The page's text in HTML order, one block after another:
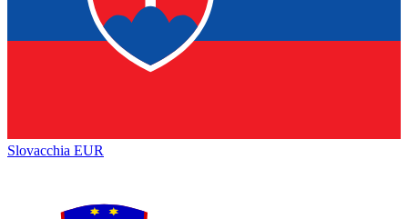
Slovacchia EUR